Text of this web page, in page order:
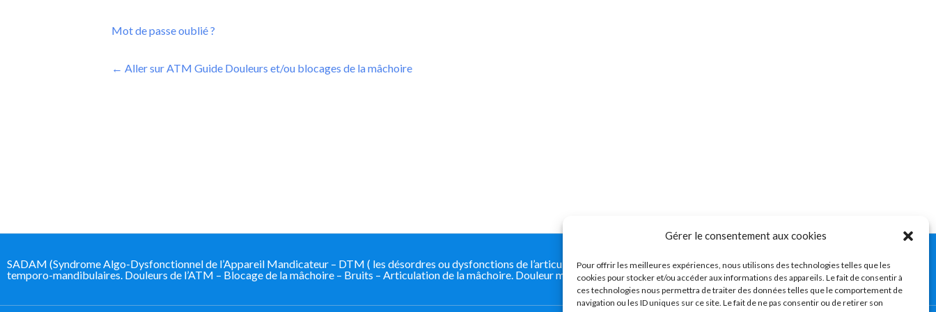
Gérer le consentement aux cookies
Pour offrir les meilleures expériences, nous utilisons des technologies telles que les
cookies pour stocker et/ou accéder aux informations des appareils. Le fait de consentir à
ces technologies nous permettra de traiter des données telles que le comportement de
navigation ou les ID uniques sur ce site. Le fait de ne pas consentir ou de retirer son
Mot de passe oublié ?
← Aller sur ATM Guide Douleurs et/ou blocages de la mâchoire
SADAM (Syndrome Algo-Dysfonctionnel de l’Appareil Mandicateur – DTM ( les désordres ou dysfonctions de l’articulation temporo-mandibulaire) – Troubles
temporo-mandibulaires. Douleurs de l’ATM – Blocage de la mâchoire – Bruits – Articulation de la mâchoire. Douleur mâchoire